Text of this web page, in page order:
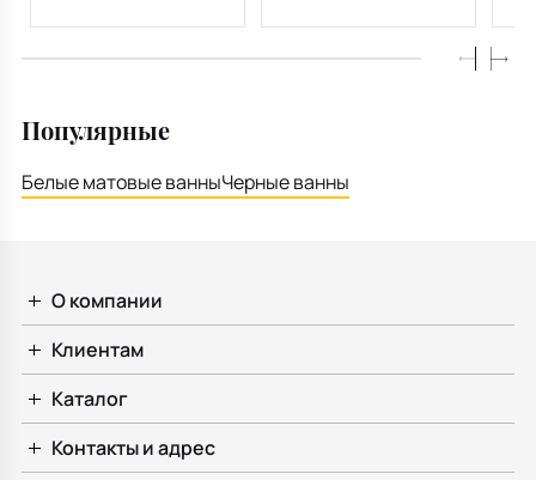
Популярные
Белые матовые ванныЧерные ванны
О компании
Клиентам
Каталог
Контакты и адрес